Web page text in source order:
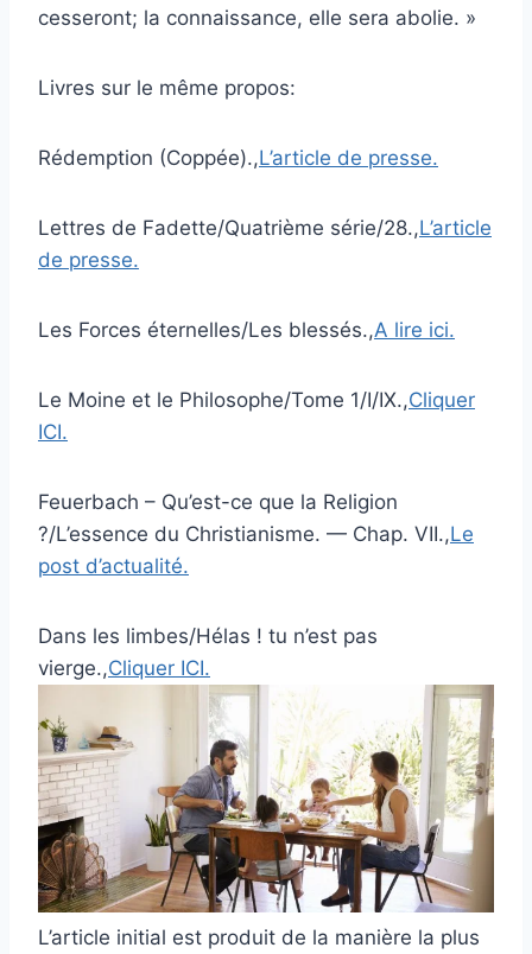
cesseront; la connaissance, elle sera abolie. »
Livres sur le même propos:
Rédemption (Coppée).,L’article de presse.
Lettres de Fadette/Quatrième série/28.,L’article
de presse.
Les Forces éternelles/Les blessés.,A lire ici.
Le Moine et le Philosophe/Tome 1/I/IX.,Cliquer
ICI.
Feuerbach – Qu’est-ce que la Religion
?/L’essence du Christianisme. — Chap. VII.,Le
post d’actualité.
Dans les limbes/Hélas ! tu n’est pas
vierge.,Cliquer ICI.
L’article initial est produit de la manière la plus